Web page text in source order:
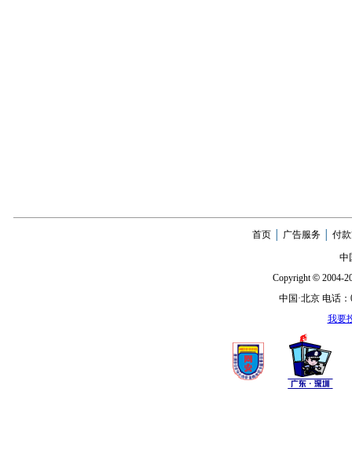
首页│ 广告服务│ 付
中
Copyright© 2004-
中国·北京 电话：
我要